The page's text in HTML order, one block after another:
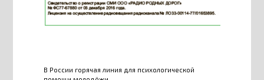
В России горячая линия для психологической